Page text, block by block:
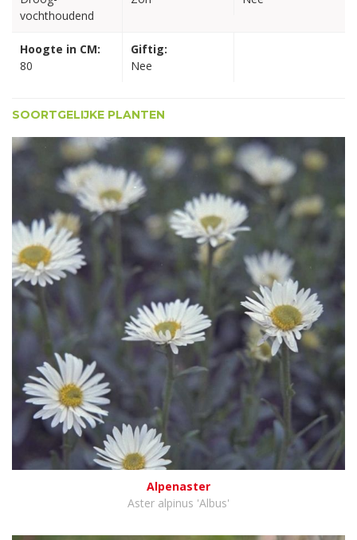
vochthoudend
Hoogte in CM:
80
Giftig:
Nee
SOORTGELIJKE PLANTEN
Alpenaster
Aster alpinus 'Albus'